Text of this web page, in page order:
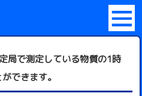
局で測定している物質の1時
できます。